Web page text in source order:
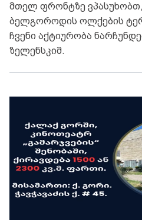
მთელ ფრონტზე ვპასუხობთ,
ბელგოროდის ოლქების
ჩვენი აქტიურობა
ზელენსკიმ.